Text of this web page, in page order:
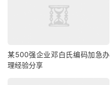
某500强企业邓白氏编码加急办
理经验分享